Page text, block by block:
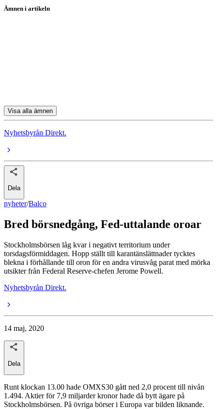
Ämnen i artikeln
Visa alla ämnen
Nyhetsbyrån Direkt.
Dela
nyheter/Balco
Bred börsnedgång, Fed-uttalande oroar
Stockholmsbörsen låg kvar i negativt territorium under
torsdagsförmiddagen. Hopp ställt till karantänslättnader tycktes
blekna i förhållande till oron för en andra virusvåg parat med mörka
utsikter från Federal Reserve-chefen Jerome Powell.
Nyhetsbyrån Direkt.
14 maj, 2020
Dela
Runt klockan 13.00 hade OMXS30 gått ned 2,0 procent till nivån
1.494. Aktier för 7,9 miljarder kronor hade då bytt ägare på
Stockholmsbörsen. På övriga börser i Europa var bilden liknande.